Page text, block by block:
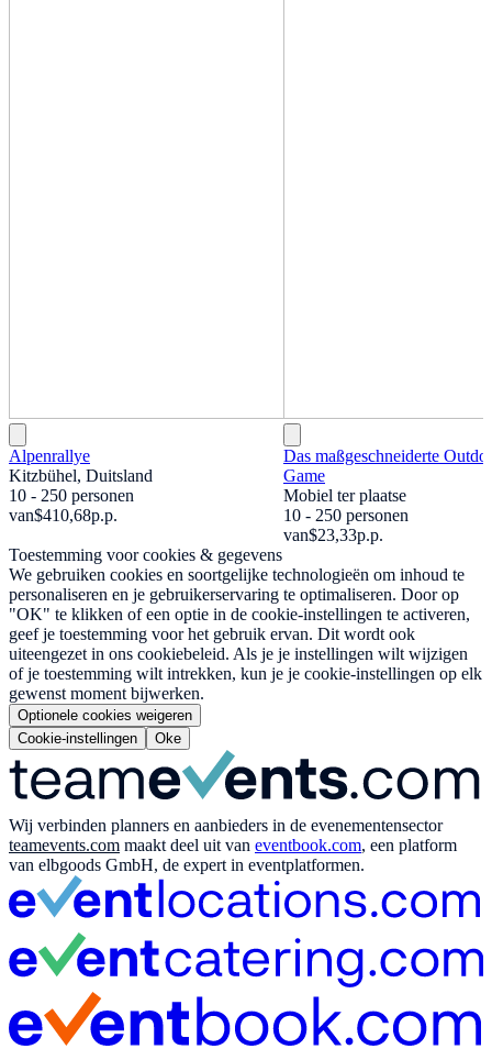
Alpenrallye
Kitzbühel, Duitsland
10 - 250 personen
van$410,68p.p.
Das maßgeschneiderte
Game
Mobiel ter plaatse
10 - 250 personen
van$23,33p.p.
Toestemming voor cookies & gegevens
We gebruiken cookies en soortgelijke technologieën om inhoud te
personaliseren en je gebruikerservaring te optimaliseren. Door op
"OK" te klikken of een optie in de cookie-instellingen te activeren,
geef je toestemming voor het gebruik ervan. Dit wordt ook
uiteengezet in ons cookiebeleid. Als je je instellingen wilt wijzigen
of je toestemming wilt intrekken, kun je je cookie-instellingen op elk
gewenst moment bijwerken.
Optionele cookies weigeren
Cookie-instellingen
Oke
Wij verbinden planners en aanbieders in de evenementensector
teamevents.com maakt deel uit van eventbook.com, een platform
van elbgoods GmbH, de expert in eventplatformen.